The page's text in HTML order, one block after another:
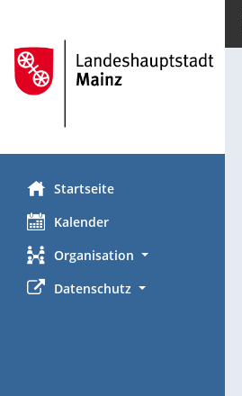
Startseite
Kalender
Organisation
Datenschutz